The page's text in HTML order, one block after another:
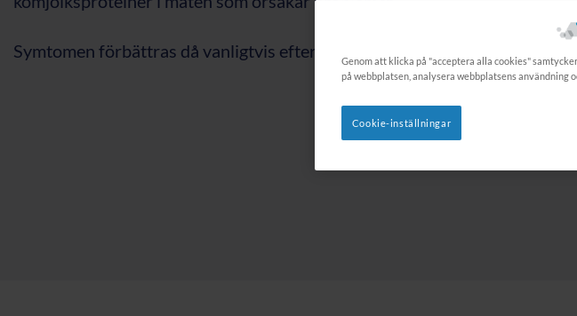
Symtomen förbättras då vanligtvis efter 2–4 veckor.Genom att klicka på "acceptera alla cookies"
på webbplatsen, analysera webbplatsens användning
Cookie-inställningar